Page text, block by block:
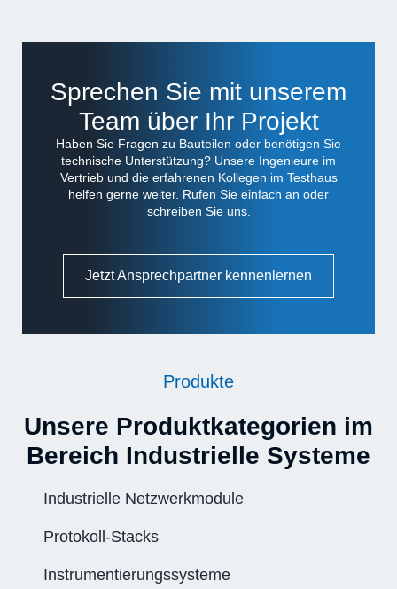
Sprechen Sie mit unserem
Team über Ihr Projekt
Haben Sie Fragen zu Bauteilen oder benötigen Sie
technische Unterstützung? Unsere Ingenieure im
Vertrieb und die erfahrenen Kollegen im Testhaus
helfen gerne weiter. Rufen Sie einfach an oder
schreiben Sie uns.
Jetzt Ansprechpartner kennenlernen
Produkte
Unsere Produktkategorien im
Bereich Industrielle Systeme
Industrielle Netzwerkmodule
Protokoll-Stacks
Instrumentierungssysteme